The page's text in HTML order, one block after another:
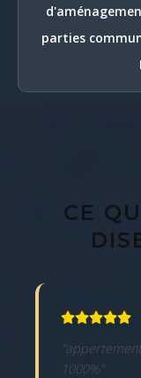
parties
CE
1000%"